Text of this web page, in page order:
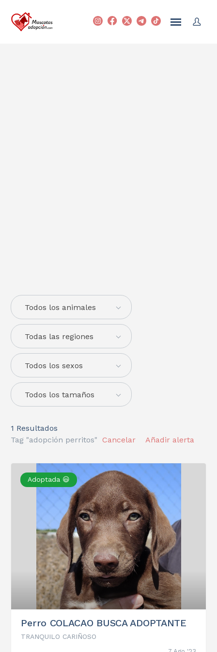
Todas las regiones
Todos los animales
Todos los sexos
Todos los tamaños
1 Resultados
Tag "adopción perritos"
Cancelar Añadir alerta
Adoptada 😃
Perro COLACAO BUSCA ADOPTANTE
TRANQUILO CARIÑOSO